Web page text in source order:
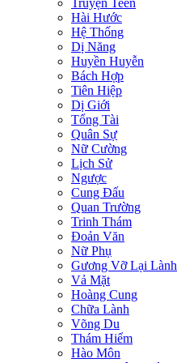
Truyện Teen
Hài Hước
Hệ Thống
Dị Năng
Huyền Huyễn
Bách Hợp
Tiên Hiệp
Dị Giới
Tổng Tài
Quân Sự
Nữ Cường
Lịch Sử
Ngược
Cung Đấu
Quan Trường
Trinh Thám
Đoản Văn
Nữ Phụ
Gương Vỡ Lại Lành
Vả Mặt
Hoàng Cung
Chữa Lành
Võng Du
Thám Hiểm
Hào Môn